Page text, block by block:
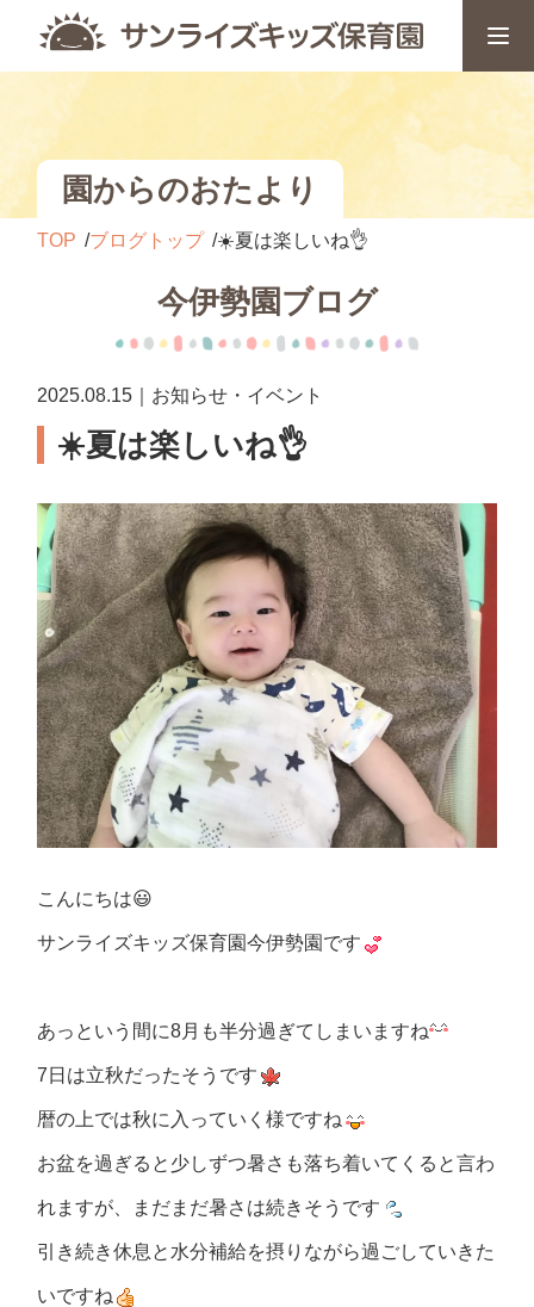
園からのおたより
TOP ブログトップ ☀️夏は楽しいね👌
今伊勢園ブログ
2025.08.15｜お知らせ・イベント
☀️夏は楽しいね👌
こんにちは😃
サンライズキッズ保育園今伊勢園です
あっという間に8月も半分過ぎてしまいますね
7日は立秋だったそうです
暦の上では秋に入っていく様ですね
お盆を過ぎると少しずつ暑さも落ち着いてくると言わ
れますが、まだまだ暑さは続きそうです
引き続き休息と水分補給を摂りながら過ごしていきた
いですね